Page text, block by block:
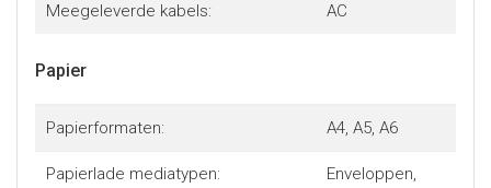
Meegeleverde kabels: AC
Papier
Papierformaten: A4, A5, A6
Papierlade mediatypen:
Enveloppen,